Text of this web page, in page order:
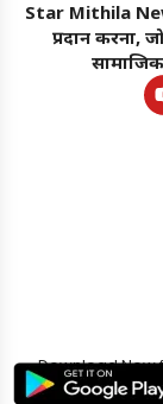
Star Mithila
प्रदान करना,
Download Now